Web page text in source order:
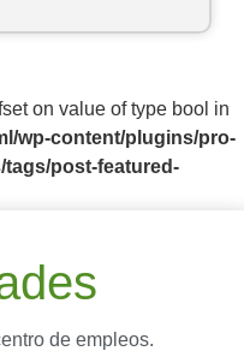
on value of type bool in
wp-content/plugins/pro-
post-featured-
de empleos.